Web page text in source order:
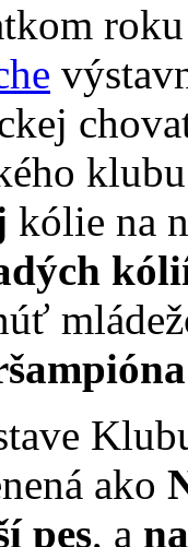
kólie na
ako
pes, a